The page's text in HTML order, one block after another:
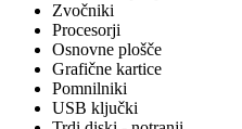
Zvočniki
Procesorji
Osnovne plošče
Grafične kartice
Pomnilniki
USB ključki